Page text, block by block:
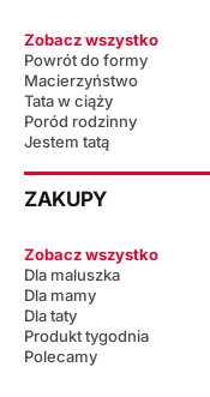
Zobacz wszystko
Powrót do formy
Macierzyństwo
Tata w ciąży
Poród rodzinny
Jestem tatą
ZAKUPY
Zobacz wszystko
Dla maluszka
Dla mamy
Dla taty
Produkt tygodnia
Polecamy